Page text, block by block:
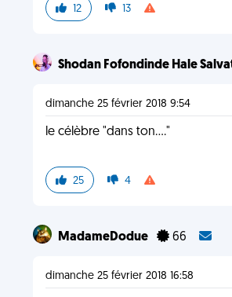
12 13
Shodan Fofondinde Hale
dimanche 25 février 2018 9:54
le célèbre "dans ton...."
25 4
MadameDodue 66
dimanche 25 février 2018 16:58